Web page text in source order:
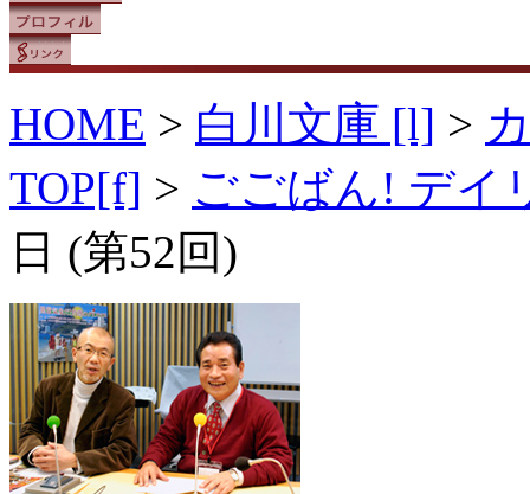
HOME > 白川文庫 [l] >
TOP[f] > ごごばん! デイ
日 (第52回)